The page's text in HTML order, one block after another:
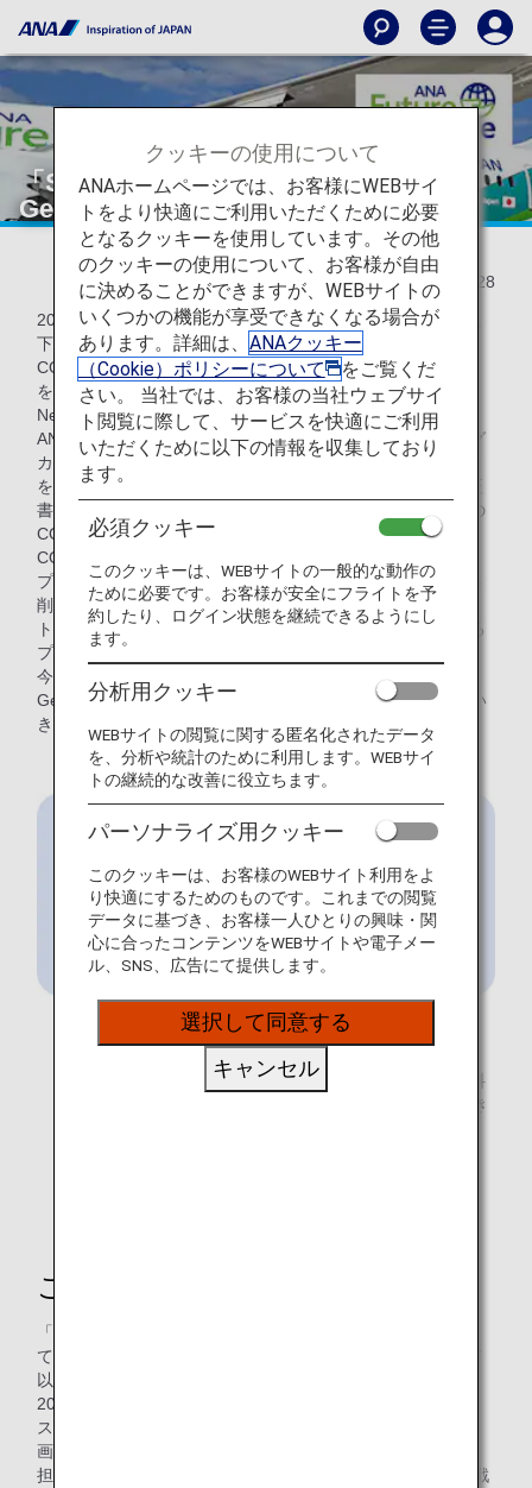
「SAF Flight Initiative： For the Next
Generation」の取り組み
2022/12/28
2021年10月、ANAは、SAF（Sustainable Aviation Fuel、以
下：「SAF」）（*1）等の活用を通じて航空輸送における
CO₂排出量削減に取り組むお客様のCO₂削減に貢献すること
を目的とした新プログラム「SAF Flight Initiative： For the
Next Generation」（*2）をリリースしました。
ANAをご利用いただくさまざまな産業におけるリーディング
カンパニーの皆様が、このプログラムを通じてSAFのコスト
を一部負担いただくと第三者機関の認証を受けたCO₂削減証
書を受け取ることができ、各社のバリューチェーン全体での
CO₂削減に貢献できるというプログラムです。貨物輸送の
CO₂削減に取り組む企業を対象としたプログラム（カーゴ・
プログラム）に加え、2022年4月からは社員の出張時のCO₂
削減に取り組む企業を対象としたプログラム（コーポレー
ト・プログラム）を整え、より多くの企業に参画いただける
プログラムにしました。
今回は、この「SAF Flight Initiative： For the Next
Generation」のコーポレート・プログラムに焦点をあててい
きます。
*1 SAFとは：Sustainable Aviation Fuelとは、バイオマ
スや廃食油、排ガスなど原材料の生産・収集から、製
造、燃焼までのライフサイクルでCO₂排出量を従来燃料
より大幅に削減し、既存のインフラをそのまま活用でき
これまでの歩み
「SAF Flight Initiative：For the Next Generation」におい
て、コーポレート・プログラムを2022年4月にリリースして
以降、環境配慮への社会的な関心の急速な高まりを背景に、
2022年11月末現在までに伊藤忠商事、野村ホールディング
ス、PwC Japanといったお客様を筆頭に、5社のお客様に参
画いただくプログラムへと歩みを進めております。
担当者の乾さん（ANA 経営戦略室エアライン事業部）の挑戦
クッキーの使用について
ANAホームページでは、お客様にWEBサイ
トをより快適にご利用いただくために必要
となるクッキーを使用しています。その他
のクッキーの使用について、お客様が自由
に決めることができますが、WEBサイトの
いくつかの機能が享受できなくなる場合が
あります。詳細は、 ANAクッキー
（Cookie）ポリシーについて
をご覧くだ
さい。 当社では、お客様の当社ウェブサイ
ト閲覧に際して、サービスを快適にご利用
いただくために以下の情報を収集しており
ます。
必須クッキー
このクッキーは、WEBサイトの一般的な動作の
ために必要です。お客様が安全にフライトを予
約したり、ログイン状態を継続できるようにし
ます。
分析用クッキー
WEBサイトの閲覧に関する匿名化されたデータ
を、分析や統計のために利用します。WEBサイ
トの継続的な改善に役立ちます。
パーソナライズ用クッキー
このクッキーは、お客様のWEBサイト利用をよ
り快適にするためのものです。これまでの閲覧
データに基づき、お客様一人ひとりの興味・関
心に合ったコンテンツをWEBサイトや電子メー
ル、SNS、広告にて提供します。
選択して同意する
キャンセル